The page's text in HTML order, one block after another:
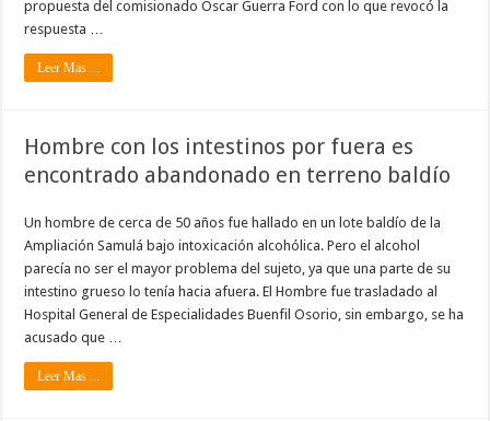
propuesta del comisionado Óscar Guerra Ford con lo que revocó la
respuesta …
Leer Mas ...
Hombre con los intestinos por fuera es
encontrado abandonado en terreno baldío
Un hombre de cerca de 50 años fue hallado en un lote baldío de la
Ampliación Samulá bajo intoxicación alcohólica. Pero el alcohol
parecía no ser el mayor problema del sujeto, ya que una parte de su
intestino grueso lo tenía hacia afuera. El Hombre fue trasladado al
Hospital General de Especialidades Buenfil Osorio, sin embargo, se ha
acusado que …
Leer Mas ...